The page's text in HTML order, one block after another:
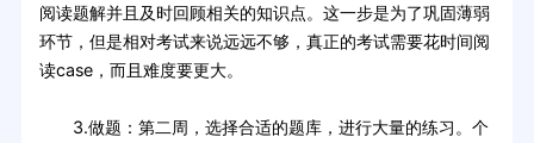
阅读题解并且及时回顾相关的知识点。这一步是为了巩固薄弱
环节，但是相对考试来说远远不够，真正的考试需要花时间阅
读case，而且难度要更大。
3.做题：第二周，选择合适的题库，进行大量的练习。个